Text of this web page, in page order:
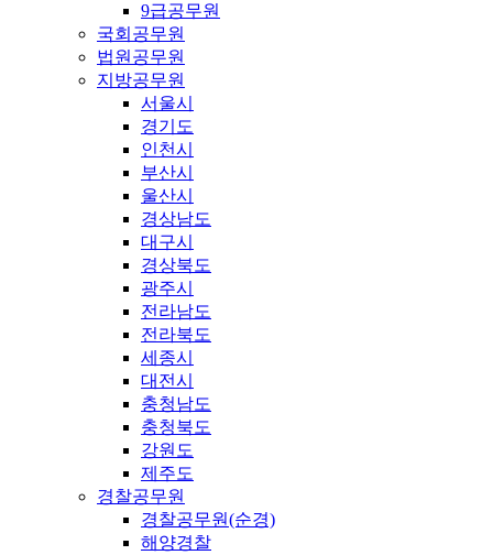
9급공무원
국회공무원
법원공무원
지방공무원
서울시
경기도
인천시
부산시
울산시
경상남도
대구시
경상북도
광주시
전라남도
전라북도
세종시
대전시
충청남도
충청북도
강원도
제주도
경찰공무원
경찰공무원(순경)
해양경찰